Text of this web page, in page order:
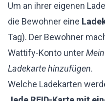
Um an ihrer eigenen
die Bewohner eine
Tag). Der Bewohner
Wattify-Konto unter
Ladekarte hinzufügen.
Welche Ladekarten